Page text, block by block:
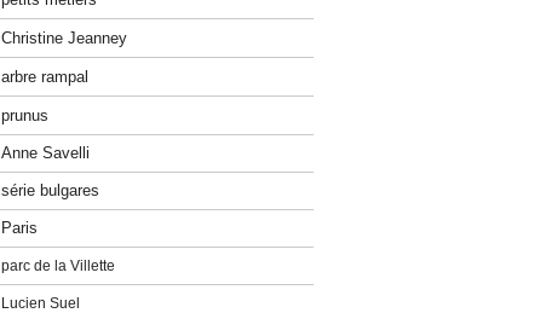
Christine Jeanney
arbre rampal
prunus
Anne Savelli
série bulgares
Paris
parc de la Villette
Lucien Suel